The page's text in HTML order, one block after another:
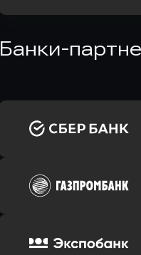
Банки-
Оправить заявку
в Сбербанк
в Газпромбанк